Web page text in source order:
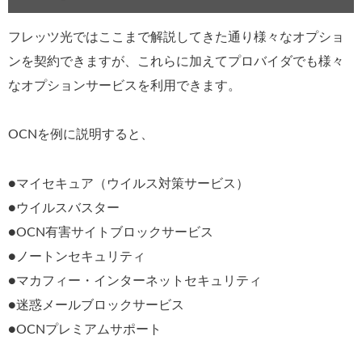
フレッツ光ではここまで解説してきた通り様々なオプショ
ンを契約できますが、これらに加えてプロバイダでも様々
なオプションサービスを利用できます。
OCNを例に説明すると、
●マイセキュア（ウイルス対策サービス）
●ウイルスバスター
●OCN有害サイトブロックサービス
●ノートンセキュリティ
●マカフィー・インターネットセキュリティ
●迷惑メールブロックサービス
●OCNプレミアムサポート